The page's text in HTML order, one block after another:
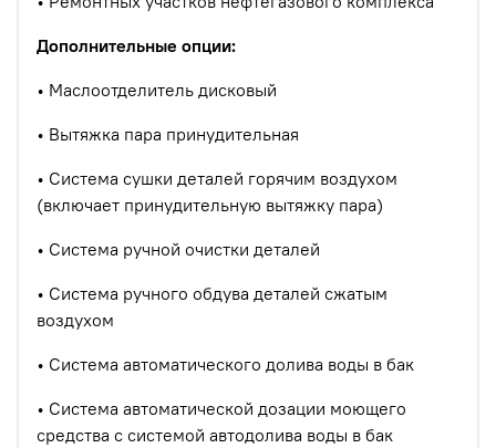
Дополнительные опции:
• Маслоотделитель дисковый
• Вытяжка пара принудительная
• Система сушки деталей горячим воздухом
(включает принудительную вытяжку пара)
• Система ручной очистки деталей
• Система ручного обдува деталей сжатым
воздухом
• Система автоматического долива воды в бак
• Система автоматической дозации моющего
средства с системой автодолива воды в бак